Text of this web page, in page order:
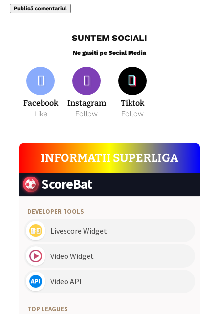
SUNTEM SOCIALI
Ne gasiti pe Social Media
Facebook
Like
Instagram
Follow
Tiktok
Follow
INFORMATII SUPERLIGA